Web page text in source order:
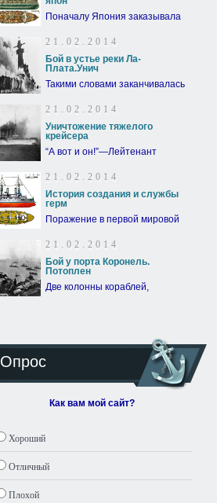
Поначалу Япония заказывала
21.02.2014
Бой в устье реки Ла-
Плата.Унич
Такими словами заканчивалась
21.02.2014
Уничтожение тяжелого
крейсера
“А вот и он!”—Лейтенант
21.02.2014
История создания и службы
герм
Поражение в первой мировой
21.02.2014
Бой у порта Коронель.
Потоплен
Две колонны кораблей,
Опрос
Как вам мой сайт?
Хороший
Отличный
Плохой